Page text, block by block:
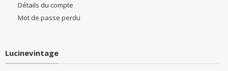
Détails du compte
Mot de passe perdu
Lucinevintage